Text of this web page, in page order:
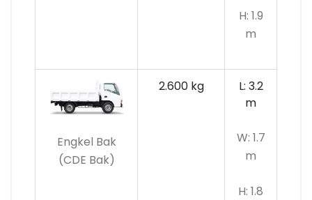
H: 1.9
m
Engkel Bak
(CDE Bak)
2.600 kg
L: 3.2
m
W: 1.7
m
H: 1.8